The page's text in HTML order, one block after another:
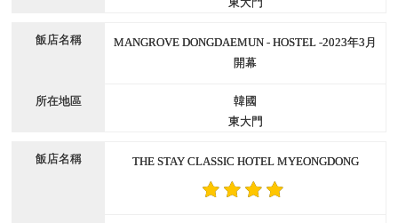
MANGROVE DONGDAEMUN - HOSTEL -2023年3月
開幕
韓國
東大門
THE STAY CLASSIC HOTEL MYEONGDONG